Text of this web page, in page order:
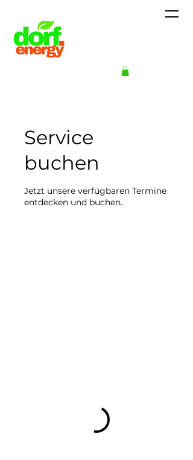
Service
buchen
Jetzt unsere verfügbaren Termine
entdecken und buchen.